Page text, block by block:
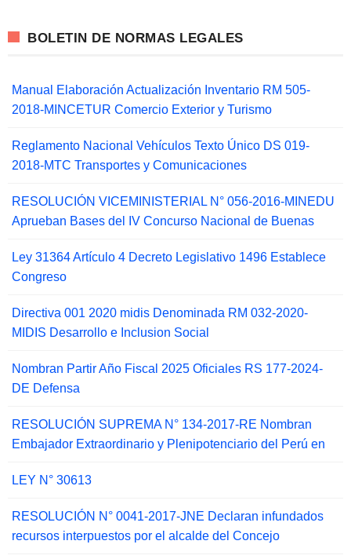
BOLETIN DE NORMAS LEGALES
Manual Elaboración Actualización Inventario RM 505-
2018-MINCETUR Comercio Exterior y Turismo
Reglamento Nacional Vehículos Texto Único DS 019-
2018-MTC Transportes y Comunicaciones
RESOLUCIÓN VICEMINISTERIAL N° 056-2016-MINEDU
Aprueban Bases del IV Concurso Nacional de Buenas
Ley 31364 Artículo 4 Decreto Legislativo 1496 Establece
Congreso
Directiva 001 2020 midis Denominada RM 032-2020-
MIDIS Desarrollo e Inclusion Social
Nombran Partir Año Fiscal 2025 Oficiales RS 177-2024-
DE Defensa
RESOLUCIÓN SUPREMA N° 134-2017-RE Nombran
Embajador Extraordinario y Plenipotenciario del Perú en
LEY N° 30613
RESOLUCIÓN N° 0041-2017-JNE Declaran infundados
recursos interpuestos por el alcalde del Concejo